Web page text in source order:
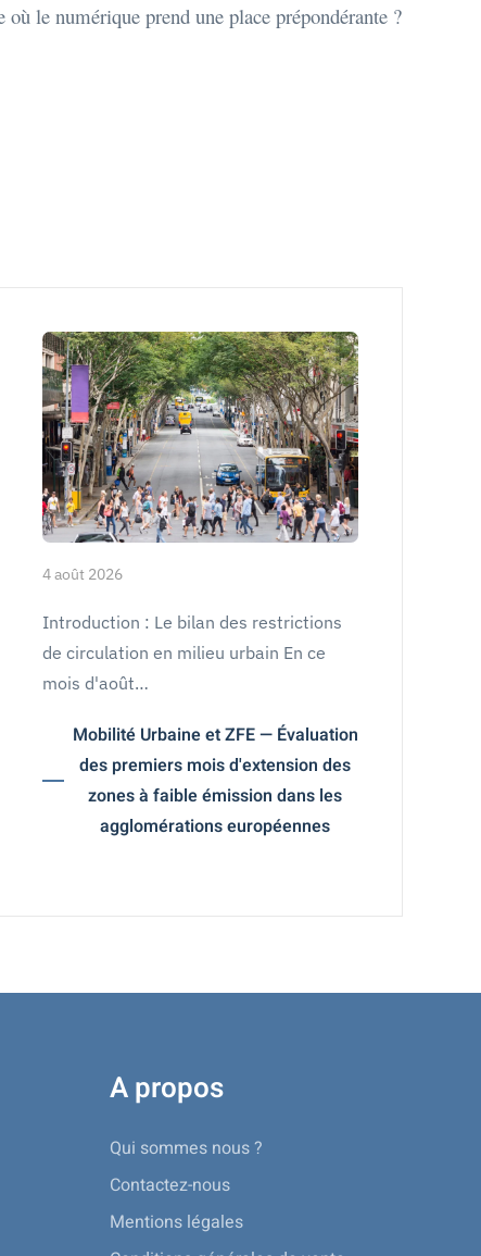
le numérique prend une place prépondérante ?
4 août 2026
Introduction : Le bilan des restrictions
de circulation en milieu urbain En ce
mois d'août…
Mobilité Urbaine et ZFE — Évaluation
des premiers mois d'extension des
zones à faible émission dans les
agglomérations européennes
A propos
Qui sommes nous ?
Contactez-nous
Mentions légales